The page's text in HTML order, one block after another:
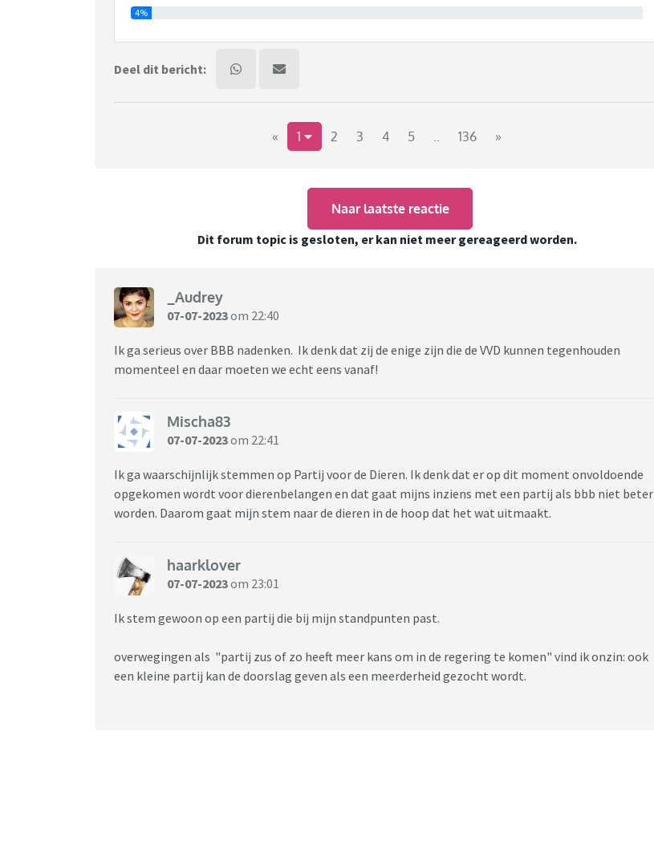
4%
Deel dit bericht:
« 1 2 3 4 5 .. 136 »
Naar laatste reactie
Dit forum topic is gesloten, er kan niet meer gereageerd worden.
_Audrey
07-07-2023om 22:40
Ik ga serieus over BBB nadenken. Ik denk dat zij de enige zijn die de VVD kunnen tegenhouden
momenteel en daar moeten we echt eens vanaf!
Mischa83
07-07-2023om 22:41
Ik ga waarschijnlijk stemmen op Partij voor de Dieren. Ik denk dat er op dit moment onvoldoende
opgekomen wordt voor dierenbelangen en dat gaat mijns inziens met een partij als bbb niet beter
worden. Daarom gaat mijn stem naar de dieren in de hoop dat het wat uitmaakt.
haarklover
07-07-2023om 23:01
Ik stem gewoon op een partij die bij mijn standpunten past.
overwegingen als "partij zus of zo heeft meer kans om in de regering te komen" vind ik onzin: ook
een kleine partij kan de doorslag geven als een meerderheid gezocht wordt.